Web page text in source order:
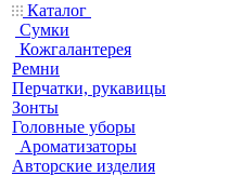
Каталог
Сумки
Кожгалантерея
Ремни
Перчатки, рукавицы
Зонты
Головные уборы
Ароматизаторы
Авторские изделия